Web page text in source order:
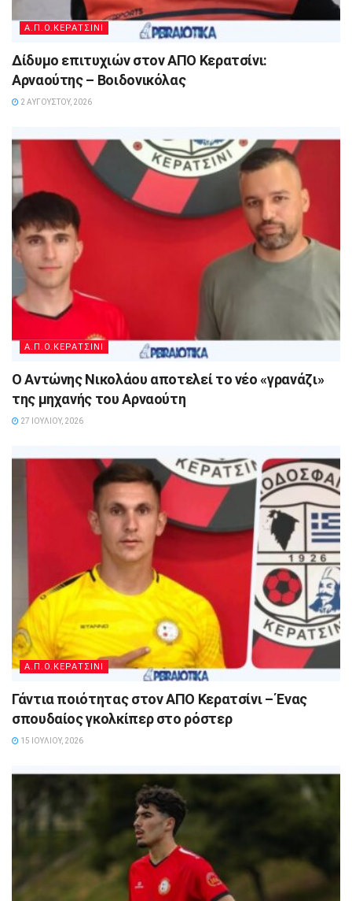
Α.Π.Ο.ΚΕΡΑΤΣΙΝΙ
Δίδυμο επιτυχιών στον ΑΠΟ Κερατσίνι:
Αρναούτης – Βοιδονικόλας
2 ΑΥΓΟΎΣΤΟΥ, 2026
Α.Π.Ο.ΚΕΡΑΤΣΙΝΙ
Ο Αντώνης Νικολάου αποτελεί το νέο «γρανάζι»
της μηχανής του Αρναούτη
27 ΙΟΥΛΊΟΥ, 2026
Α.Π.Ο.ΚΕΡΑΤΣΙΝΙ
Γάντια ποιότητας στον ΑΠΟ Κερατσίνι – Ένας
σπουδαίος γκολκίπερ στο ρόστερ
15 ΙΟΥΛΊΟΥ, 2026